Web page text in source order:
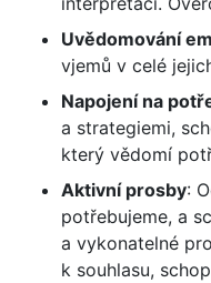
Uvědomování
vjemů v celé
Napojení na
a strategiemi,
který vědomí
Aktivní prosby:
potřebujeme, a
a vykonatelné
k souhlasu,